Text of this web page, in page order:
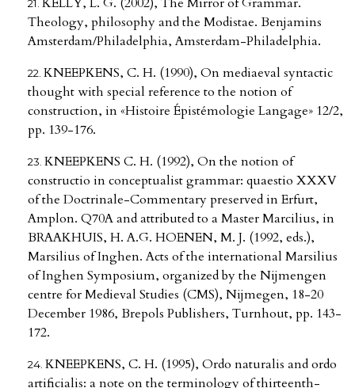
Theology, philosophy and the Modistae. Benjamins
Amsterdam/Philadelphia, Amsterdam-Philadelphia.
KNEEPKENS, C. H. (1990), On mediaeval syntactic
thought with special reference to the notion of
construction, in «Histoire Épistémologie Langage» 12/2,
pp. 139-176.
KNEEPKENS C. H. (1992), On the notion of
constructio in conceptualist grammar: quaestio XXXV
of the Doctrinale-Commentary preserved in Erfurt,
Amplon. Q70A and attributed to a Master Marcilius, in
BRAAKHUIS, H. A.G. HOENEN, M. J. (1992, eds.),
Marsilius of Inghen. Acts of the international Marsilius
of Inghen Symposium, organized by the Nijmengen
centre for Medieval Studies (CMS), Nijmegen, 18-20
December 1986, Brepols Publishers, Turnhout, pp. 143-
172.
KNEEPKENS, C. H. (1995), Ordo naturalis and ordo
artificialis: a note on the terminology of thirteenth-